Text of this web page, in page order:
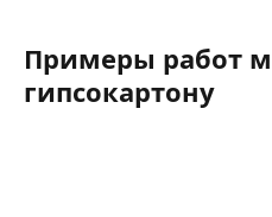
Примеры работ
гипсокартону